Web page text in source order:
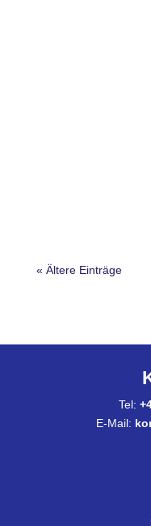
« Ältere Einträge
Tel:
E-Mail: